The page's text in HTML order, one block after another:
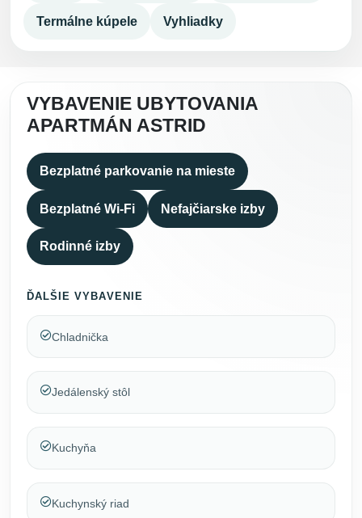
Termálne kúpele Vyhliadky
VYBAVENIE UBYTOVANIA
APARTMÁN ASTRID
Bezplatné parkovanie na mieste
Bezplatné Wi-Fi Nefajčiarske izby
Rodinné izby
ĎALŠIE VYBAVENIE
Chladnička
Jedálenský stôl
Kuchyňa
Kuchynský riad